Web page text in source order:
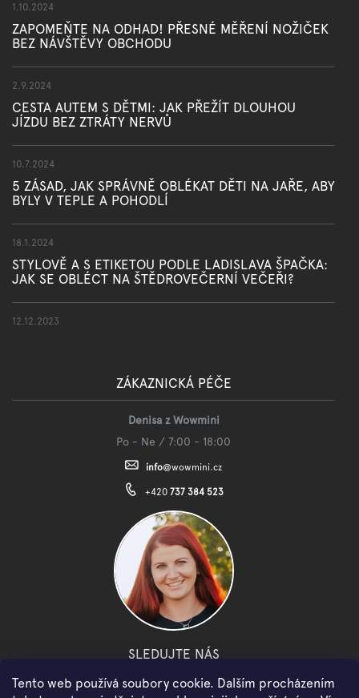
Tento web používá soubory cookie. Dalším procházením
1.10.2024
ZAPOMEŇTE NA ODHAD! PŘESNÉ MĚŘENÍ NOŽIČEK
BEZ NÁVŠTĚVY OBCHODU
2.9.2024
CESTA AUTEM S DĚTMI: JAK PŘEŽÍT DLOUHOU
JÍZDU BEZ ZTRÁTY NERVŮ
10.7.2024
5 ZÁSAD, JAK SPRÁVNĚ OBLÉKAT DĚTI NA JAŘE, ABY
BYLY V TEPLE A POHODLÍ
18.1.2024
STYLOVĚ A S ETIKETOU PODLE LADISLAVA ŠPAČKA:
JAK SE OBLÉCT NA ŠTĚDROVEČERNÍ VEČEŘI?
12.12.2023
ZÁKAZNICKÁ PÉČE
Denisa z Wowmini
Po - Ne / 7:00 - 18:00
info@wowmini.cz
+420 737 384 523
SLEDUJTE NÁS
facebook instagram youtube